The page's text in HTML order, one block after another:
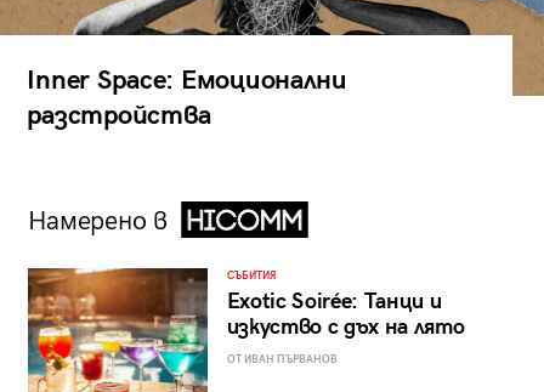
Inner Space: Емоционални
разстройства
Намерено в
СЪБИТИЯ
Exotic Soirée: Танци и
изкуство с дъх на лято
ОТ ИВАН ПЪРВАНОВ